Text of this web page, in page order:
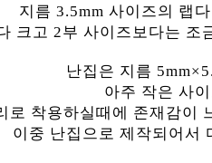
지름 3.5mm 사이즈의 랩
크고 2부 사이즈보다는 조
난집은 지름
아주 작은 사
로 착용하실때에 존재감이
이중 난집으로 제작되어서